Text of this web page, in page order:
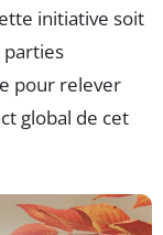
initiative soit
parties
pour relever
global de cet